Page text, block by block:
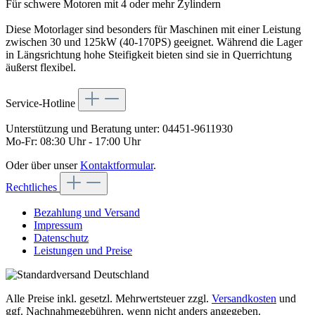
Für schwere Motoren mit 4 oder mehr Zylindern
Diese Motorlager sind besonders für Maschinen mit einer Leistung
zwischen 30 und 125kW (40-170PS) geeignet. Während die Lager
in Längsrichtung hohe Steifigkeit bieten sind sie in Querrichtung
äußerst flexibel.
Service-Hotline
Unterstützung und Beratung unter: 04451-9611930
Mo-Fr: 08:30 Uhr - 17:00 Uhr
Oder über unserKontaktformular.
Rechtliches
Bezahlung und Versand
Impressum
Datenschutz
Leistungen und Preise
Alle Preise inkl. gesetzl. Mehrwertsteuer zzgl. Versandkosten und
ggf. Nachnahmegebühren, wenn nicht anders angegeben.